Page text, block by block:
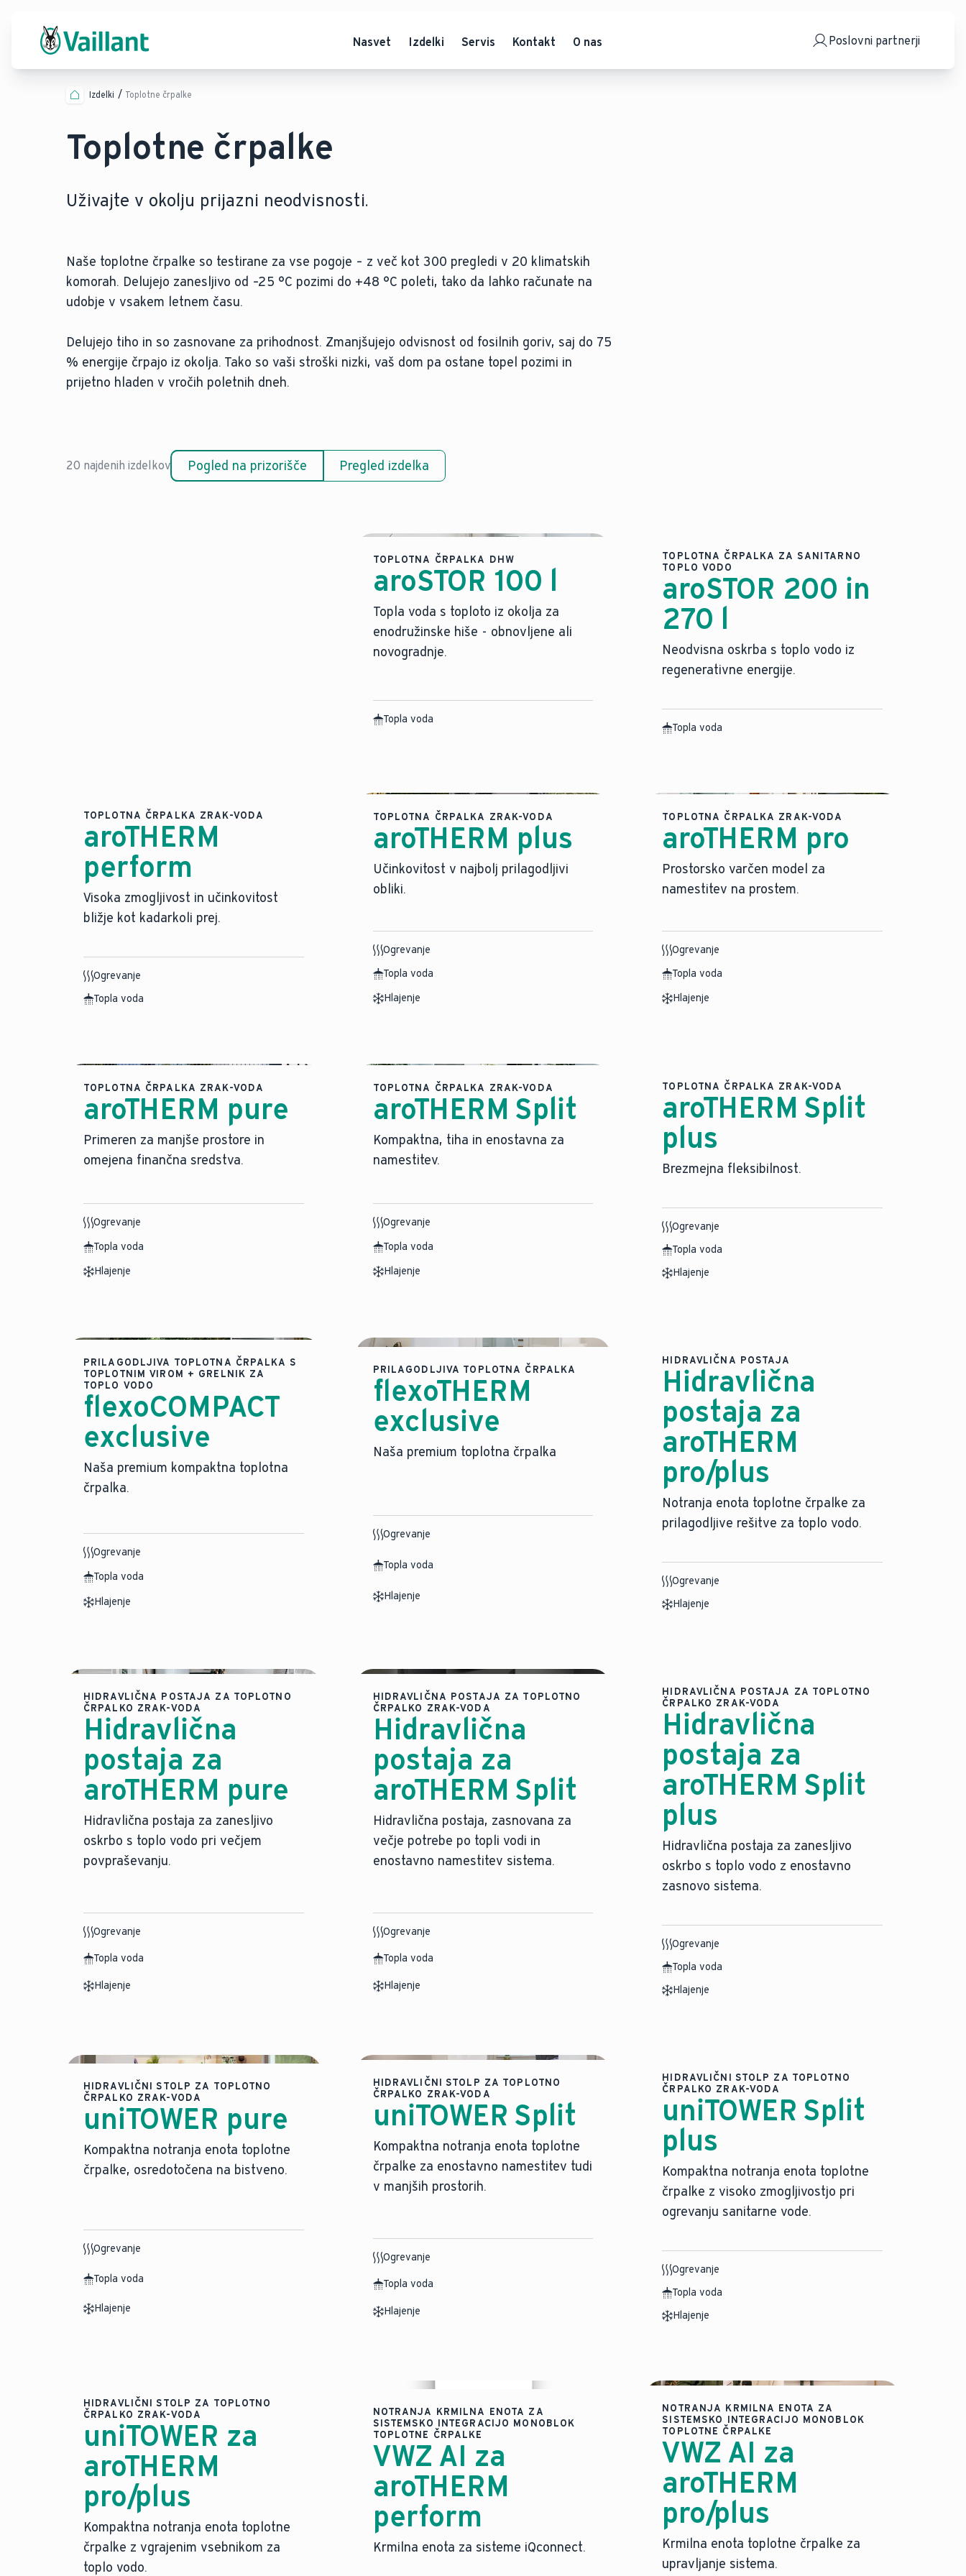
Nasvet Izdelki Servis Kontakt O nas Poslovni partnerji
Izdelki Toplotne črpalke
Toplotne črpalke
Uživajte v okolju prijazni neodvisnosti.
Naše toplotne črpalke so testirane za vse pogoje – z več kot 300 pregledi v 20 klimatskih
komorah. Delujejo zanesljivo od –25 °C pozimi do +48 °C poleti, tako da lahko računate na
udobje v vsakem letnem času.
Delujejo tiho in so zasnovane za prihodnost. Zmanjšujejo odvisnost od fosilnih goriv, saj do 75
% energije črpajo iz okolja. Tako so vaši stroški nizki, vaš dom pa ostane topel pozimi in
prijetno hladen v vročih poletnih dneh.
20 najdenih izdelkov Pogled na prizorišče Pregled izdelka
TOPLOTNA ČRPALKA DHW
aroSTOR 100 l
Topla voda s toploto iz okolja za
enodružinske hiše - obnovljene ali
novogradnje.
Topla voda
TOPLOTNA ČRPALKA ZA SANITARNO
TOPLO VODO
aroSTOR 200 in
270 l
Neodvisna oskrba s toplo vodo iz
regenerativne energije.
Topla voda
TOPLOTNA ČRPALKA ZRAK-VODA
aroTHERM
perform
Visoka zmogljivost in učinkovitost
bližje kot kadarkoli prej.
Ogrevanje
Topla voda
TOPLOTNA ČRPALKA ZRAK-VODA
aroTHERM plus
Učinkovitost v najbolj prilagodljivi
obliki.
Ogrevanje
Topla voda
Hlajenje
TOPLOTNA ČRPALKA ZRAK-VODA
aroTHERM pro
Prostorsko varčen model za
namestitev na prostem.
Ogrevanje
Topla voda
Hlajenje
TOPLOTNA ČRPALKA ZRAK-VODA
aroTHERM pure
Primeren za manjše prostore in
omejena finančna sredstva.
Ogrevanje
Topla voda
Hlajenje
TOPLOTNA ČRPALKA ZRAK-VODA
aroTHERM Split
⁠Kompaktna, tiha in enostavna za
namestitev.
Ogrevanje
Topla voda
Hlajenje
TOPLOTNA ČRPALKA ZRAK-VODA
aroTHERM Split
plus
Brezmejna fleksibilnost.
Ogrevanje
Topla voda
Hlajenje
PRILAGODLJIVA TOPLOTNA ČRPALKA S
TOPLOTNIM VIROM + GRELNIK ZA
TOPLO VODO
flexoCOMPACT
exclusive
Naša premium kompaktna toplotna
črpalka.
Ogrevanje
Topla voda
Hlajenje
PRILAGODLJIVA TOPLOTNA ČRPALKA
flexoTHERM
exclusive
Naša premium toplotna črpalka
Ogrevanje
Topla voda
Hlajenje
HIDRAVLIČNA POSTAJA
Hidravlična
postaja za
aroTHERM
pro/plus
Notranja enota toplotne črpalke za
prilagodljive rešitve za toplo vodo.
Ogrevanje
Hlajenje
HIDRAVLIČNA POSTAJA ZA TOPLOTNO
ČRPALKO ZRAK-VODA
Hidravlična
postaja za
aroTHERM pure
Hidravlična postaja za zanesljivo
oskrbo s toplo vodo pri večjem
povpraševanju.
Ogrevanje
Topla voda
Hlajenje
HIDRAVLIČNA POSTAJA ZA TOPLOTNO
ČRPALKO ZRAK-VODA
Hidravlična
postaja za
aroTHERM Split
Hidravlična postaja, zasnovana za
večje potrebe po topli vodi in
enostavno namestitev sistema.
Ogrevanje
Topla voda
Hlajenje
HIDRAVLIČNA POSTAJA ZA TOPLOTNO
ČRPALKO ZRAK-VODA
Hidravlična
postaja za
aroTHERM Split
plus
Hidravlična postaja za zanesljivo
oskrbo s toplo vodo z enostavno
zasnovo sistema.
Ogrevanje
Topla voda
Hlajenje
HIDRAVLIČNI STOLP ZA TOPLOTNO
ČRPALKO ZRAK-VODA
uniTOWER pure
Kompaktna notranja enota toplotne
črpalke, osredotočena na bistveno.
Ogrevanje
Topla voda
Hlajenje
HIDRAVLIČNI STOLP ZA TOPLOTNO
ČRPALKO ZRAK-VODA
uniTOWER Split
Kompaktna notranja enota toplotne
črpalke za enostavno namestitev tudi
v manjših prostorih.
Ogrevanje
Topla voda
Hlajenje
HIDRAVLIČNI STOLP ZA TOPLOTNO
ČRPALKO ZRAK-VODA
uniTOWER Split
plus
Kompaktna notranja enota toplotne
črpalke z visoko zmogljivostjo pri
ogrevanju sanitarne vode.
Ogrevanje
Topla voda
Hlajenje
HIDRAVLIČNI STOLP ZA TOPLOTNO
ČRPALKO ZRAK-VODA
uniTOWER za
aroTHERM
pro/plus
Kompaktna notranja enota toplotne
črpalke z vgrajenim vsebnikom za
toplo vodo.
NOTRANJA KRMILNA ENOTA ZA
SISTEMSKO INTEGRACIJO MONOBLOK
TOPLOTNE ČRPALKE
VWZ AI za
aroTHERM
perform
Krmilna enota za sisteme iQconnect.
NOTRANJA KRMILNA ENOTA ZA
SISTEMSKO INTEGRACIJO MONOBLOK
TOPLOTNE ČRPALKE
VWZ AI za
aroTHERM
pro/plus
Krmilna enota toplotne črpalke za
upravljanje sistema.